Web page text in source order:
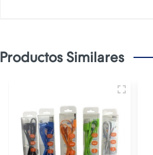
Productos Similares